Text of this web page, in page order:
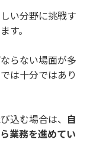
い分野に挑戦す
す。
らない場面が多
は十分ではあり
込む場合は、 自
業務を進めてい